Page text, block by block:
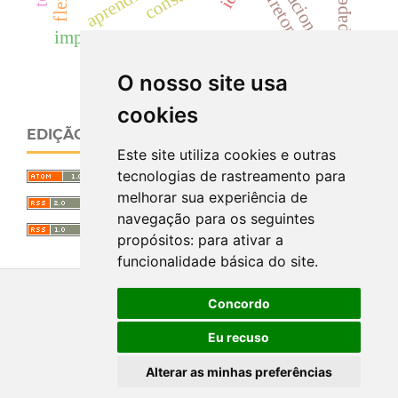
O nosso site usa
cookies
Este site utiliza cookies e outras
tecnologias de rastreamento para
melhorar sua experiência de
navegação para os seguintes
propósitos: para ativar a
funcionalidade básica do site.
Concordo
Eu recuso
Alterar as minhas preferências
implementação de políticas
EDIÇÃO ATUAL